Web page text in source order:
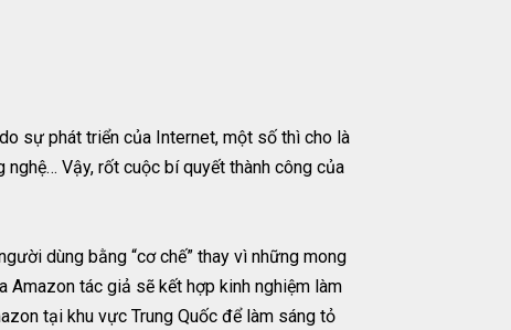
sự phát triển của Internet, một số thì cho là
Vậy, rốt cuộc bí quyết thành công của
dùng bằng “cơ chế” thay vì những mong
Amazon tác giả sẽ kết hợp kinh nghiệm làm
tại khu vực Trung Quốc để làm sáng tỏ